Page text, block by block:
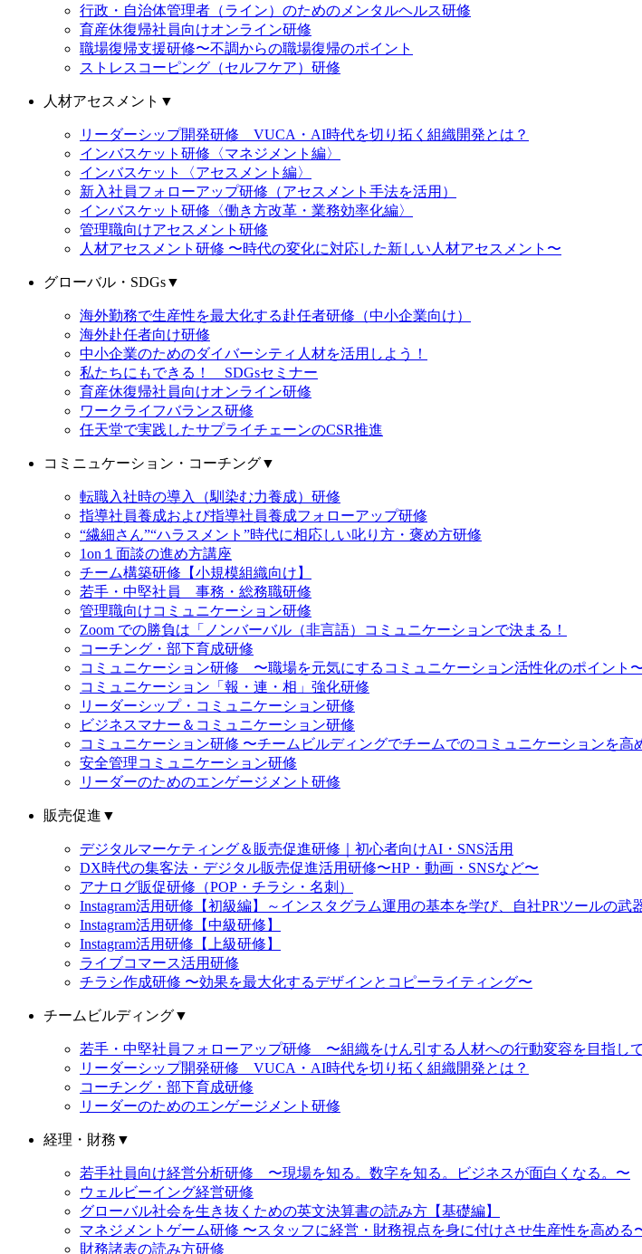
行政・自治体管理者（ライン）のためのメンタルヘルス研修
育産休復帰社員向けオンライン研修
職場復帰支援研修〜不調からの職場復帰のポイント
ストレスコーピング（セルフケア）研修
人材アセスメント ▼
リーダーシップ開発研修 VUCA・AI時代を切り拓く組織開発とは？
インバスケット研修〈マネジメント編〉
インバスケット〈アセスメント編〉
新入社員フォローアップ研修（アセスメント手法を活用）
インバスケット研修〈働き方改革・業務効率化編〉
管理職向けアセスメント研修
人材アセスメント研修 〜時代の変化に対応した新しい人材アセスメント〜
グローバル・SDGs▼
海外勤務で生産性を最大化する赴任者研修（中小企業向け）
海外赴任者向け研修
中小企業のためのダイバーシティ人材を活用しよう！
私たちにもできる！ SDGsセミナー
育産休復帰社員向けオンライン研修
ワークライフバランス研修
任天堂で実践したサプライチェーンのCSR推進
コミニュケーション・コーチング▼
転職入社時の導入（馴染む力養成）研修
指導社員養成および指導社員養成フォローアップ研修
“繊細さん”“ハラスメント”時代に相応しい叱り方・褒め方研修
1on１面談の進め方講座
チーム構築研修【小規模組織向け】
若手・中堅社員 事務・総務職研修
管理職向けコミュニケーション研修
Zoom での勝負は「ノンバーバル（非言語）コミュニケーションで決まる！
コーチング・部下育成研修
コミュニケーション研修 〜職場を元気にするコミュニケーション活性化のポイント
コミュニケーション「報・連・相」強化研修
リーダーシップ・コミュニケーション研修
ビジネスマナー＆コミュニケーション研修
コミュニケーション研修 〜チームビルディングでチームでのコミュニケーションを高
安全管理コミュニケーション研修
リーダーのためのエンゲージメント研修
販売促進 ▼
デジタルマーケティング＆販売促進研修｜初心者向けAI・SNS活用
DX時代の集客法・デジタル販売促進活用研修〜HP・動画・SNSなど〜
アナログ販促研修（POP・チラシ・名刺）
Instagram活用研修【初級編】～インスタグラム運用の基本を学び、自社PRツールの武
Instagram活用研修【中級研修】
Instagram活用研修【上級研修】
ライブコマース活用研修
チラシ作成研修 〜効果を最大化するデザインとコピーライティング〜
チームビルディング▼
若手・中堅社員フォローアップ研修 〜組織をけん引する人材への行動変容を目指し
リーダーシップ開発研修 VUCA・AI時代を切り拓く組織開発とは？
コーチング・部下育成研修
リーダーのためのエンゲージメント研修
経理・財務 ▼
若手社員向け経営分析研修 〜現場を知る。数字を知る。ビジネスが面白くなる。〜
ウェルビーイング経営研修
グローバル社会を生き抜くための英文決算書の読み方【基礎編】
マネジメントゲーム研修 〜スタッフに経営・財務視点を身に付けさせ生産性を高める
財務諸表の読み方研修